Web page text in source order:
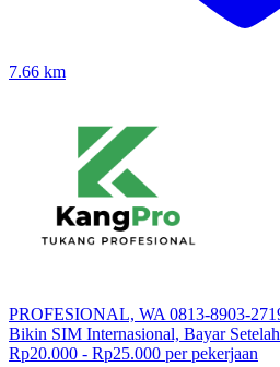
7.66 km
PROFESIONAL, WA 0813-8903-
Bikin SIM Internasional, Bayar Setelah
Rp20.000 - Rp25.000 per pekerjaan